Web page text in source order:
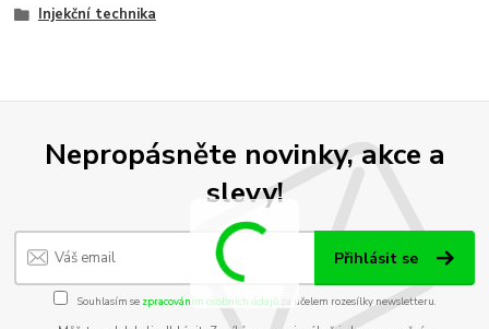
Injekční technika
Nepropásněte novinky, akce a
slevy!
Přihlásit se
Souhlasím se zpracováním osobních údajůza účelem rozesílky newsletteru.